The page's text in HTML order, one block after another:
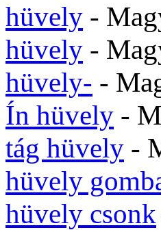
hüvely -
hüvely -
hüvely- -
Ín hüvely -
tág hüvely -
hüvely
hüvely csonk